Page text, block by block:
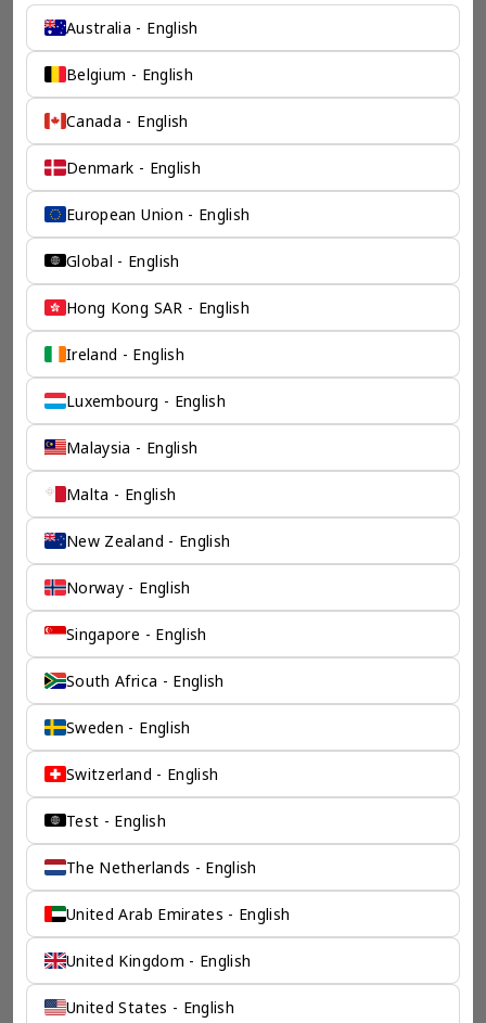
西班牙 商务咨询 企业服务 - 奕资环球 ™（中国内地）
专注服务海外企业的零售
咨询提供商
有了奕资环球在全世界强大的关系网络，运营您的海外公司将
不再令人困扰。无论您想要外商企业注册服务、开设商业银行
账户或税务咨询，我们都可以为您提供最直接的答案。
检索产品
一个全服务咨询公司为您
保驾护航
奕资环球是您值得信赖的海外合作伙伴。我们是香港伦敦奕资
咨询有限公司的零售咨询部门，这是一家总部位于香港的全球
咨询机构，接触世界50个市场，约占全球GDP的72%。
凭借其战略优势，我们可以将客户与全球市场的机遇联系起
来，并为21个行业的客户提供服务。
了解香港伦敦奕资咨询有限公司 >
Australia - English
Belgium - English
Canada - English
Denmark - English
European Union - English
Global - English
Hong Kong SAR - English
Ireland - English
Luxembourg - English
Malaysia - English
Malta - English
New Zealand - English
Norway - English
Singapore - English
South Africa - English
Sweden - English
Switzerland - English
Test - English
The Netherlands - English
United Arab Emirates - English
United Kingdom - English
United States - English